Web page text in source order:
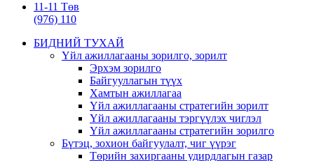
11-11 Төв
(976) 110
БИДНИЙ ТУХАЙ
Үйл ажиллагааны зорилго, зорилт
Эрхэм зорилго
Байгууллагын түүх
Хамтын ажиллагаа
Үйл ажиллагааны стратегийн зорилт
Үйл ажиллагааны тэргүүлэх чиглэл
Үйл ажиллагааны стратегийн зорилго
Бүтэц, зохион байгуулалт, чиг үүрэг
Төрийн захиргааны удирдлагын газар